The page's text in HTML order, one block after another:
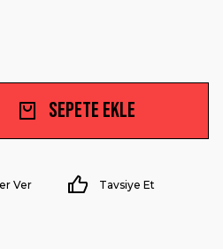
Sepete Ekle
Ver Tavsiye Et